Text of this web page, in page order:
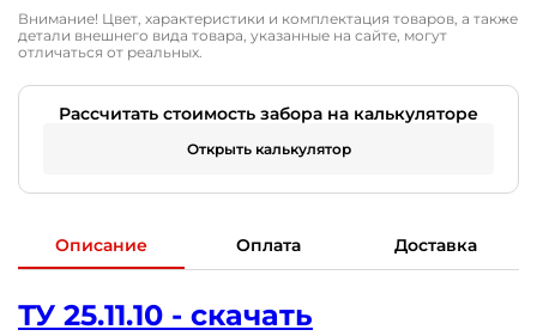
Внимание! Цвет, характеристики и комплектация товаров, а также
детали внешнего вида товара, указанные на сайте, могут
отличаться от реальных.
Рассчитать стоимость забора на калькуляторе
Открыть калькулятор
Описание Оплата Доставка
ТУ 25.11.10 - скачать